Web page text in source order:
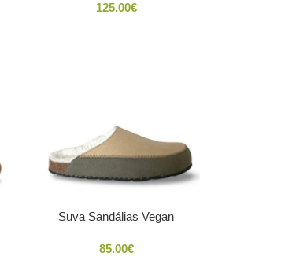
125.00€
Suva Sandálias Vegan
85.00€